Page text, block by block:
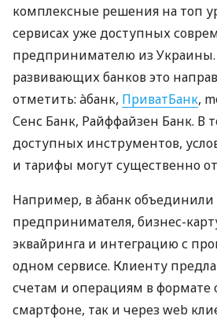
комплексные решения на топ
сервисах уже доступных
предпринимателю из
развивающих банков это
отметить: àбанк, ПриватБанк,
Сенс Банк, Райффайзен Банк. В
доступных инструментов,
и тарифы могут существенно
Например, в àбанк объединили
предпринимателя, бизнес-
эквайринга и интеграцию с
одном сервисе. Клиенту
счетам и операциям в формате
смартфоне, так и через web